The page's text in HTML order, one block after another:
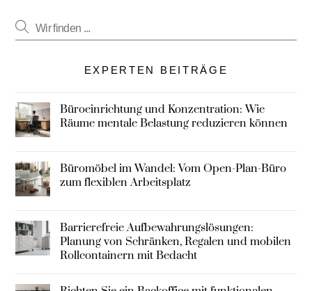
EXPERTEN BEITRÄGE
Büroeinrichtung und Konzentration: Wie
Räume mentale Belastung reduzieren können
Büromöbel im Wandel: Vom Open-Plan-Büro
zum flexiblen Arbeitsplatz
Barrierefreie Aufbewahrungslösungen:
Planung von Schränken, Regalen und mobilen
Rollcontainern mit Bedacht